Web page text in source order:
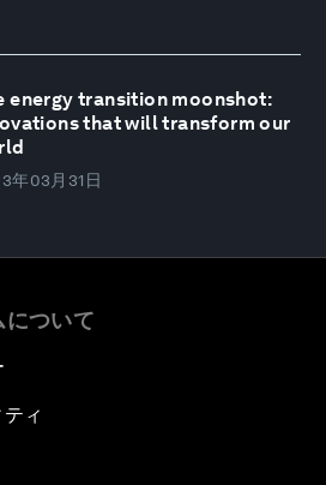
energy transition moonshot:
that will transform our
年03月31日
ついて
ィ